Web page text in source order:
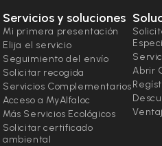
Servicios y soluciones
Mi primera presentación
Elija el servicio
Seguimiento del envío
Solicitar recogida
Servicios Complementarios
Acceso a MyAlfaloc
Más Servicios Ecológicos
Solicitar certificado
ambiental
Abrir